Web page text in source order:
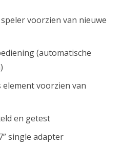
voorzien van nieuwe
(automatische
element voorzien van
en getest
single adapter